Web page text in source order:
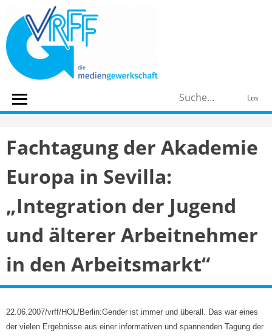
content
Los
Fachtagung der Akademie
Europa in Sevilla:
„Integration der Jugend
und älterer Arbeitnehmer
in den Arbeitsmarkt“
22.06.2007/vrff/HOL/Berlin:Gender ist immer und überall. Das war eines
der vielen Ergebnisse aus einer informativen und spannenden Tagung der